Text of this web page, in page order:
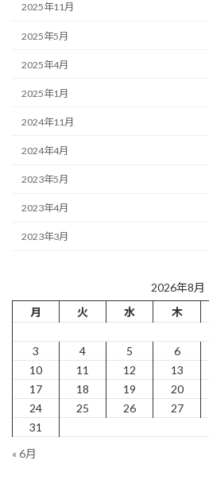
2025年11月
2025年5月
2025年4月
2025年1月
2024年11月
2024年4月
2023年5月
2023年4月
2023年3月
2026年8月
月
火 水 木
3
4 5 6
10
11 12 13
17
18 19 20
24
25 26 27
31
« 6月